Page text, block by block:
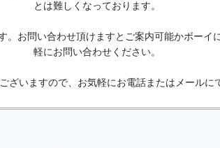
とは難しくなっております。
。お問い合わせ頂けますとご案内可能かボーイ
軽にお問い合わせください。
ざいますので、お気軽にお電話またはメールに